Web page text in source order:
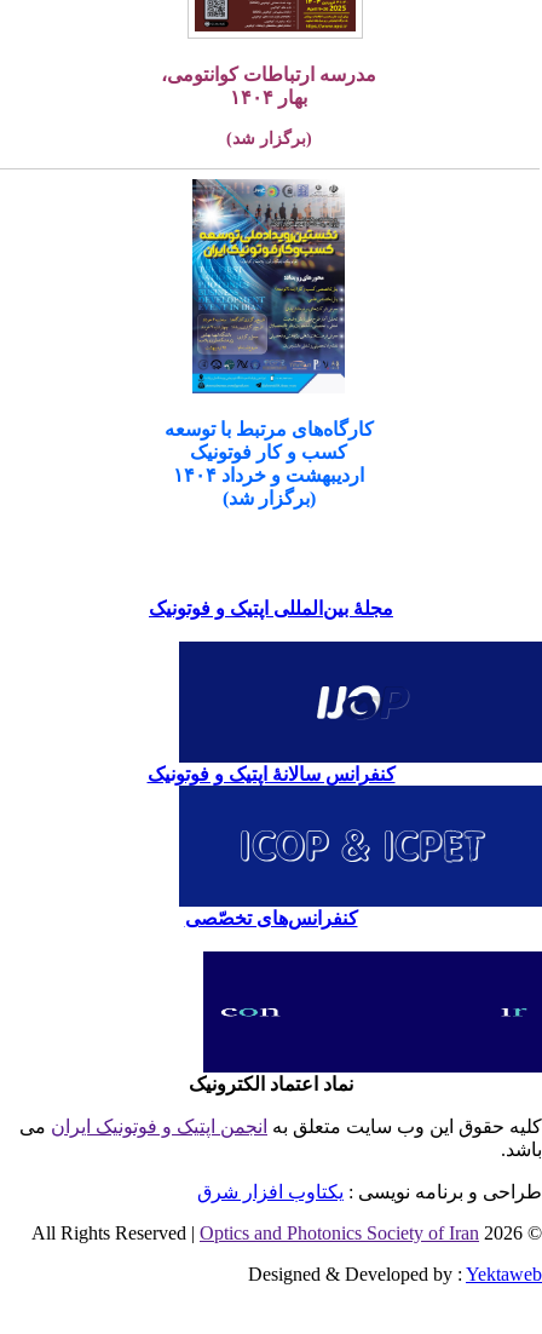
مدرسه ارتباطات کوانتومی،
بهار ۱۴۰۴
(برگزار شد)
کارگاه‌های مرتبط با توسعه
کسب و کار فوتونیک
اردیبهشت و خرداد ۱۴۰۴
(برگزار شد)
مجلۀ بین‌المللی اپتیک و فوتونیک
کنفرانس سالانۀ اپتیک و فوتونیک
کنفرانس‌های تخصّصی
نماد اعتماد الکترونیک
حقوق این وب سایت متعلق بهانجمن اپتیک و فوتونیک ایران می
و برنامه نویسی : یکتاوب افزار شرق
©
Optics and Photonics Society of Iran
Designed & Developed by :